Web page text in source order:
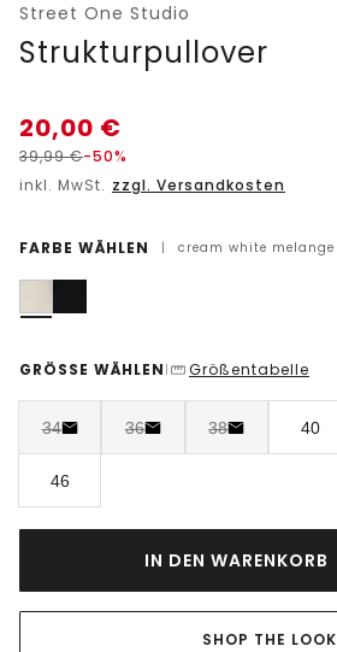
Street One Studio
Strukturpullover
20,00 €
39,99€-50%
inkl. MwSt. zzgl. Versandkosten
FARBE WÄHLEN | cream white melange
GRÖSSE WÄHLEN | Größentabelle
34 36 38 40
46
IN DEN WARENKORB
SHOP THE LOOK